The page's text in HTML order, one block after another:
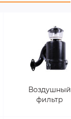
Воздушный
фильтр